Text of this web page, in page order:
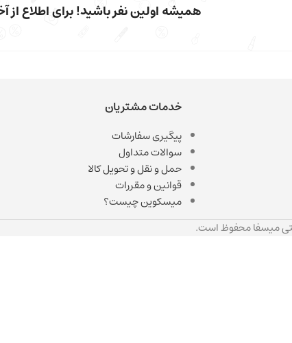
همیشه اولین نفر باشید! برای اطلاع از
خدمات مشتریان
پیگیری سفارشات
سوالات متداول
حمل و نقل و تحویل کالا
قوانین و مقررات
میسکوین چیست؟
میسفا محفوظ است.